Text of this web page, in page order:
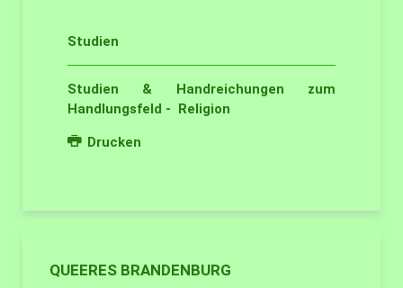
Studien
Studien & Handreichungen zum
Handlungsfeld - Religion
Drucken
QUEERES BRANDENBURG